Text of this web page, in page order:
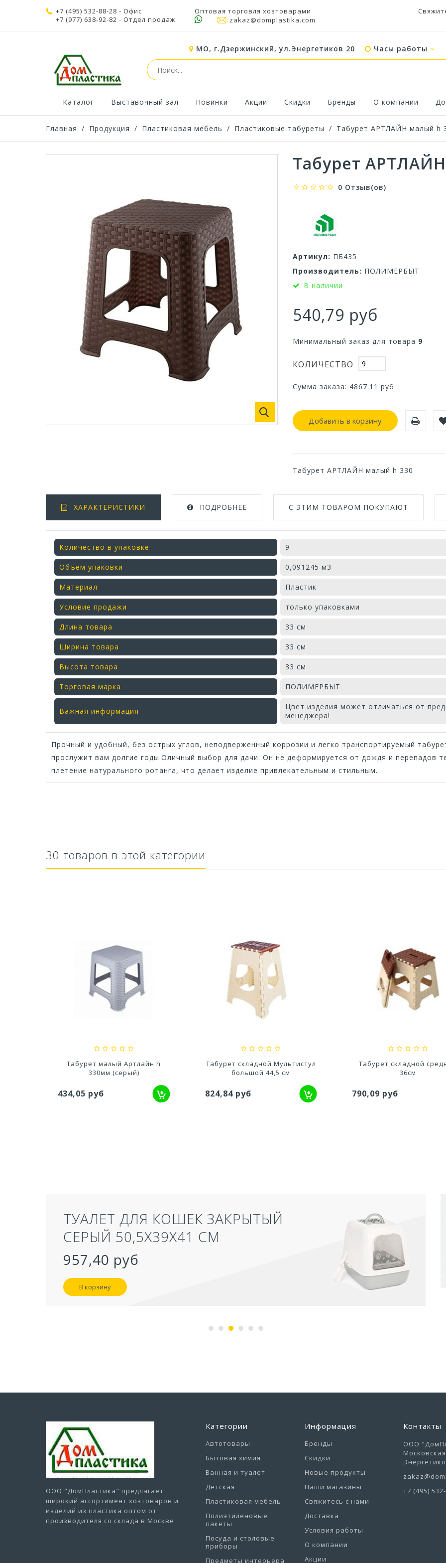
+7 (495) 532-88-28 - Офис
+7 (977) 638-92-82 - Отдел продаж
Оптовая торговля хозтоварами
zakaz@domplastika.com
МО, г.Дзержинский, ул.Энергетиков 20 Часы работы
Каталог Выставочный зал Новинки Акции Скидки Бренды О компании
Главная / Продукция / Пластиковая мебель / Пластиковые табуреты / Табурет АРТЛАЙН малый h
Табурет
0 Отзыв(ов)
Артикул: ПБ435
Производитель: ПОЛИМЕРБЫТ
В наличии
540,79 руб
Минимальный заказ для товара 9
КОЛИЧЕСТВО
Сумма заказа: 4867.11 руб
Добавить в корзину
Табурет АРТЛАЙН малый h 330
ХАРАКТЕРИСТИКИ ПОДРОБНЕЕ С ЭТИМ ТОВАРОМ ПОКУПАЮТ
Количество в упаковке 9
Объем упаковки 0,091245 м3
Материал Пластик
Условие продажи только упаковками
Длина товара 33 см
Ширина товара 33 см
Высота товара 33 см
Торговая марка ПОЛИМЕРБЫТ
Важная информация
Цвет изделия может отличаться от
менеджера!
Прочный и удобный, без острых углов, неподверженный коррозии и легко транспортируемый
прослужит вам долгие годы.Оличный выбор для дачи. Он не деформируется от дождя и перепадов
плетение натурального ротанга, что делает изделие привлекательным и стильным.
Ускоритель компоста 60гр
Средство для септического
резервуара и для...
Средство для выгребных
800мл
30 товаров в этой категории
Табурет малый Артлайн h
330мм (серый)
434,05 руб
Табурет складной Мультистул
большой 44,5 см
824,84 руб
Табурет складной
36см
790,09 руб
ТУАЛЕТ ДЛЯ КОШЕК ЗАКРЫТЫЙ
СЕРЫЙ 50,5Х39Х41 СМ
957,40 руб
В корзину
ООО "ДомПластика" предлагает
широкий ассортимент хозтоваров и
изделий из пластика оптом от
производителя со склада в Москве.
Категории
Автотовары
Бытовая химия
Ванная и туалет
Детская
Пластиковая мебель
Полиэтиленовые
пакеты
Посуда и столовые
приборы
Предметы интерьера
Информация
Бренды
Скидки
Новые продукты
Наши магазины
Свяжитесь с нами
Доставка
Условия работы
О компании
Акции
Контакты
ООО
+7 (495)